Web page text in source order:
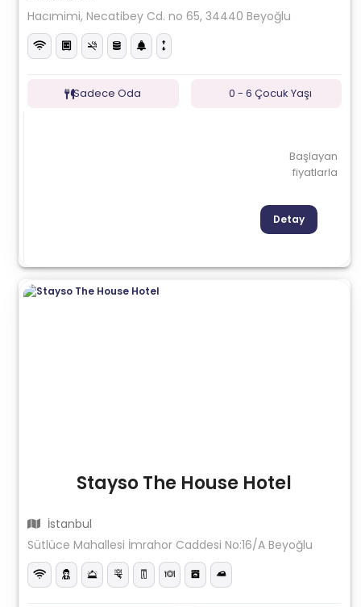
Hacımimi, Necatibey Cd. no 65, 34440 Beyoğlu
Sadece Oda 0 - 6 Çocuk Yaşı
Başlayan
fiyatlarla
Detay
Stayso The House Hotel
İstanbul
Sütlüce Mahallesi İmrahor Caddesi No:16/A Beyoğlu